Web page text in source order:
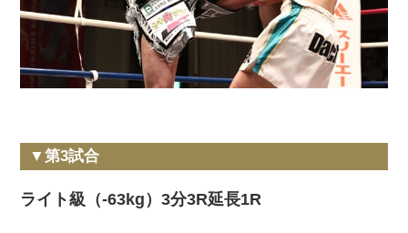
▼第3試合
ライト級（-63kg）3分3R延長1R